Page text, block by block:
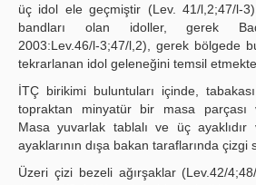
üç idol ele geçmiştir (Lev. 41/l,2;47/l-
bandları olan idoller, gerek
2003:Lev.46/l-3;47/l,2), gerek bölgede
tekrarlanan idol geleneğini temsil
İTÇ birikimi buluntuları içinde,
topraktan minyatür bir masa parçası
Masa yuvarlak tablalı ve üç ayaklıdır
ayaklarının dışa bakan taraflarında çizgi
Üzeri çizi bezeli ağırşaklar (Lev.42/